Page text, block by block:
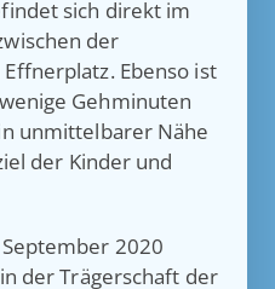
sich direkt im
der
Ebenso ist
Gehminuten
unmittelbarer Nähe
der Kinder und
2020
der Trägerschaft der